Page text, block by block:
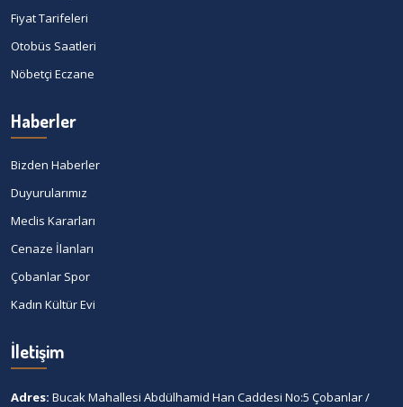
Fiyat Tarifeleri
Otobüs Saatleri
Nöbetçi Eczane
Haberler
Bizden Haberler
Duyurularımız
Meclis Kararları
Cenaze İlanları
Çobanlar Spor
Kadın Kültür Evi
İletişim
Adres: Bucak Mahallesi Abdülhamid Han Caddesi No:5 Çobanlar /